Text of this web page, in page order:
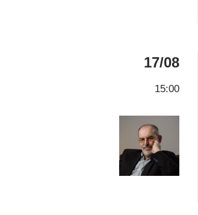
17/08
15:00